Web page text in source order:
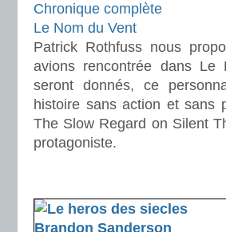
Chronique complète
Le Nom du Vent
Patrick Rothfuss nous
avions rencontrée dans Le
seront donnés, ce
histoire sans action et sans
The Slow Regard on Silent
protagoniste.